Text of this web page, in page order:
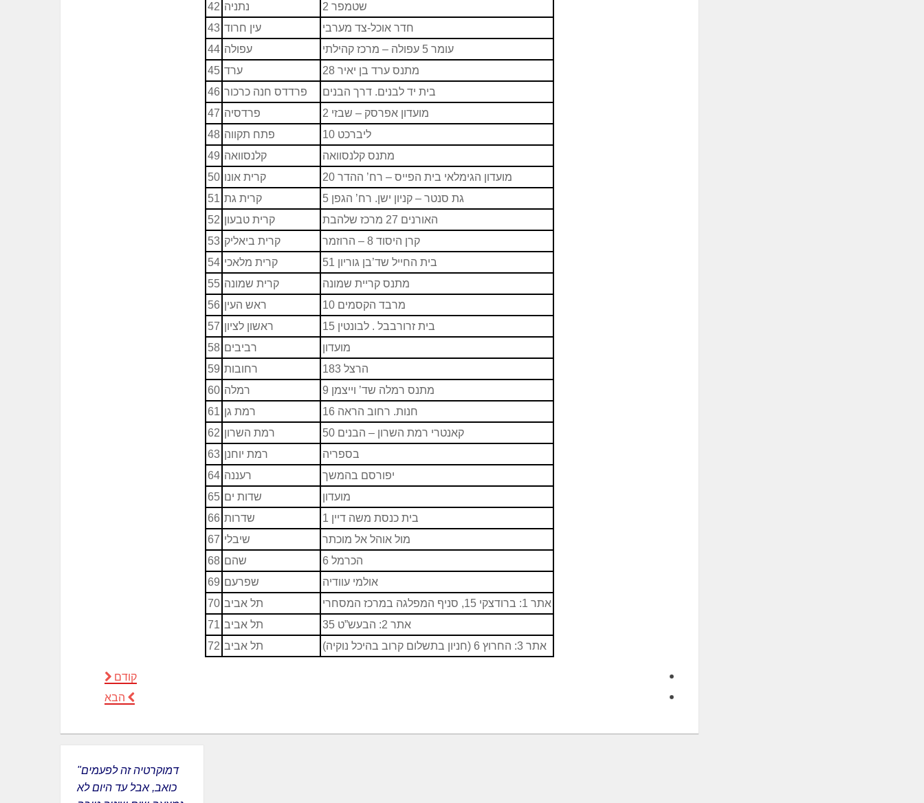
42 נתניה
שטמפר 2
43 עין חרוד
חדר אוכל-צד מערבי
44 עפולה
עומר 5 עפולה – מרכז קהילתי
45 ערד
מתנס ערד בן יאיר 28
46 פרדדס חנה כרכור
בית יד לבנים. דרך הבנים
47 פרדסיה
מועדון אפרסק – שבזי 2
48 פתח תקווה
ליברכט 10
49 קלנסוואה
מתנס קלנסוואה
50 קרית אונו
מועדון הגימלאי בית הפייס – רח’ ההדר 20
51 קרית גת
גת סנטר – קניון ישן. רח’ הגפן 5
52 קרית טבעון
האורנים 27 מרכז שלהבת
53 קרית ביאליק
קרן היסוד 8 – הרוזמר
54 קרית מלאכי
בית החייל שד’בן גוריון 51
55 קרית שמונה
מתנס קריית שמונה
56 ראש העין
מרבד הקסמים 10
57 ראשון לציון
בית זרורבבל . לבונטין 15
58 רביבים
מועדון
59 רחובות
הרצל 183
60 רמלה
מתנס רמלה שד’ וייצמן 9
61 רמת גן
חנות. רחוב הראה 16
62 רמת השרון
קאנטרי רמת השרון – הבנים 50
63 רמת יוחנן
בספריה
64 רעננה
יפורסם בהמשך
65 שדות ים
מועדון
66 שדרות
בית כנסת משה דיין 1
67 שיבלי
מול אוהל אל מוכתר
68 שהם
הכרמל 6
69 שפרעם
אולמי עוודיה
70 תל אביב
אתר 1: ברודצקי 15, סניף המפלגה במרכז המסחרי
71 תל אביב
אתר 2: הבעש”ט 35
72 תל אביב אתר 3: החרוץ 6 (חניון בתשלום קרוב בהיכל נוקיה)
קודם
הבא
"דמוקרטיה זה לפעמים
כואב, אבל עד היום לא